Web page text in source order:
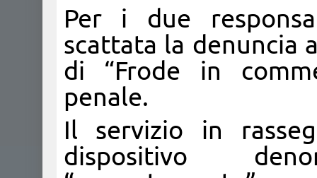
Per i due
scattata la denuncia
di “Frode in
penale.
Il servizio in
dispositivo